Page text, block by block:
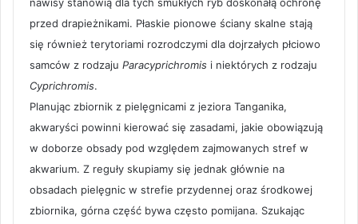
nawisy stanowią dla tych smukłych ryb doskonałą ochronę
przed drapieżnikami. Płaskie pionowe ściany skalne stają
się również terytoriami rozrodczymi dla dojrzałych płciowo
samców z rodzaju Paracyprichromis i niektórych z rodzaju
Cyprichromis.
Planując zbiornik z pielęgnicami z jeziora Tanganika,
akwaryści powinni kierować się zasadami, jakie obowiązują
w doborze obsady pod względem zajmowanych stref w
akwarium. Z reguły skupiamy się jednak głównie na
obsadach pielęgnic w strefie przydennej oraz środkowej
zbiornika, górna część bywa często pomijana. Szukając